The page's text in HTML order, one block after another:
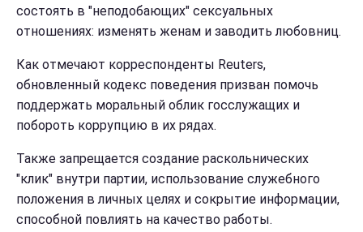
состоять в "неподобающих" сексуальных
отношениях: изменять женам и заводить любовниц.
Как отмечают корреспонденты Reuters,
обновленный кодекс поведения призван помочь
поддержать моральный облик госслужащих и
побороть коррупцию в их рядах.
Также запрещается создание раскольнических
"клик" внутри партии, использование служебного
положения в личных целях и сокрытие информации,
способной повлиять на качество работы.